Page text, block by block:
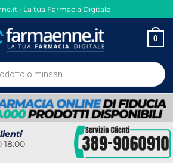
| La tua Farmacia Digitale
0
18:00